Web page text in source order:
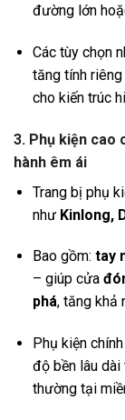
đường lớn
Các tùy chọn
tăng tính
cho kiến trúc
3. Phụ kiện cao
hành êm ái
Trang bị phụ
như Kinlong,
Bao gồm: tay
– giúp cửa
phá, tăng khả
Phụ kiện
độ bền lâu
thường tại